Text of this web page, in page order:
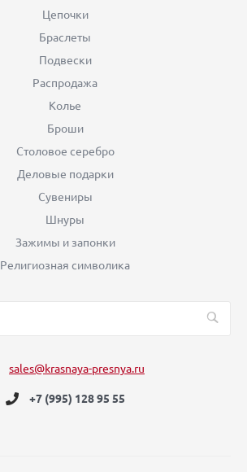
Цепочки
Браслеты
Подвески
Распродажа
Колье
Броши
Столовое серебро
Деловые подарки
Сувениры
Шнуры
Зажимы и запонки
Религиозная символика
sales@krasnaya-presnya.ru
+7 (995) 128 95 55